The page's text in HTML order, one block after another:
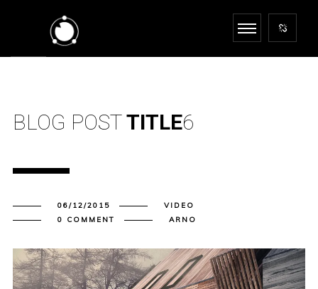
BLOG POSTTITLE6
06/12/2015
VIDEO
0 COMMENT
ARNO